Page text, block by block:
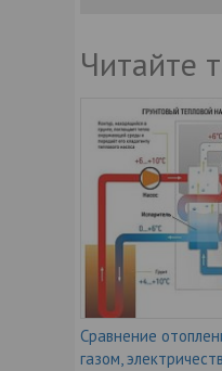
Читайте
Сравнение
газом,